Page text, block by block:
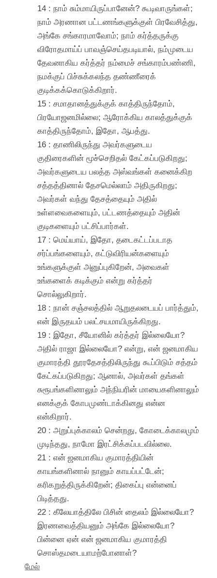
14 : நாம் சும்மாயிருப்பானேன்? கூடிவாருங்கள்;
நாம் அரணான பட்டணங்களுக்குள் பிரவேசித்து,
அங்கே சங்காரமாவோம்; நாம் கர்த்தருக்கு
விரோதமாய்ப் பாவஞ்செய்தபடியால், நம்முடைய
தேவனாகிய கர்த்தர் நம்மைச் சங்காரம்பண்ணி,
நமக்குப் பிச்சுக்கலந்த தண்ணீரைக்
குடிக்கக்கொடுக்கிறார்.
15 : சமாதானத்துக்குக் காத்திருந்தோம்,
பிரயோஜனமில்லை; ஆரோக்கிய காலத்துக்குக்
காத்திருந்தோம், இதோ, ஆபத்து.
16 : தாணிலிருந்து அவர்களுடைய
குதிரைகளின் மூச்செறிதல் கேட்கப்படுகிறது;
அவர்களுடைய பலத்த அஸ்வங்கள் கனைக்கிற
சத்தத்தினால் தேசமெல்லாம் அதிருகிறது;
அவர்கள் வந்து தேசத்தையும் அதில்
உள்ளவைகளையும், பட்டணத்தையும் அதின்
குடிகளையும் பட்சிப்பார்கள்.
17 : மெய்யாய், இதோ, தடைகட்டப்படாத
சர்ப்பங்களையும், கட்டுவிரியன்களையும்
உங்களுக்குள் அனுப்புகிறேன், அவைகள்
உங்களைக் கடிக்கும் என்று கர்த்தர்
சொல்லுகிறார்.
18 : நான் சஞ்சலத்தில் ஆறுதலடையப் பார்த்தும்,
என் இருதயம் பலட்சயமாயிருக்கிறது.
19 : இதோ, சீயோனில் கர்த்தர் இல்லையோ?
அதில் ராஜா இல்லையோ? என்று, என் ஜனமாகிய
குமாரத்தி தூரதேசத்திலிருந்து கூப்பிடும் சத்தம்
கேட்கப்படுகிறது; ஆனால், அவர்கள் தங்கள்
சுரூபங்களினாலும் அந்நியரின் மாயைகளினாலும்
எனக்குக் கோபமுண்டாக்கினது என்ன
என்கிறார்.
20 : அறுப்புக்காலம் சென்றது, கோடைக்காலமும்
முடிந்தது, நாமோ இரட்சிக்கப்படவில்லை.
21 : என் ஜனமாகிய குமாரத்தியின்
காயங்களினால் நானும் காயப்பட்டேன்;
கரிகறுத்திருக்கிறேன்; திகைப்பு என்னைப்
பிடித்தது.
22 : கீலேயாத்திலே பிசின் தைலம் இல்லையோ?
இரணவைத்தியனும் அங்கே இல்லையோ?
பின்னை ஏன் என் ஜனமாகிய குமாரத்தி
சொஸ்தமடையாமற்போனாள்?
மேல்